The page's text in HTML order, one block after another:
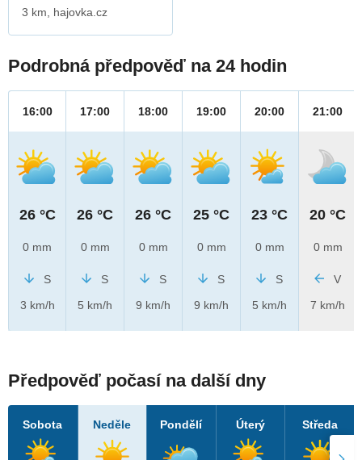
3 km, hajovka.cz
Podrobná předpověď na 24 hodin
16:00
26 °C
0 mm
S
3 km/h
17:00
26 °C
0 mm
S
5 km/h
18:00
26 °C
0 mm
S
9 km/h
19:00
25 °C
0 mm
S
9 km/h
20:00
23 °C
0 mm
S
5 km/h
21:00
20 °C
0 mm
V
7 km/h
Předpověď počasí na další dny
Sobota Neděle Pondělí Úterý Středa